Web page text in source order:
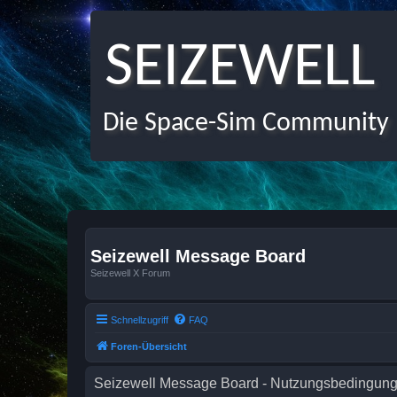
SEIZEWELL
Die Space-Sim Community
Seizewell Message Board
Seizewell X Forum
Schnellzugriff FAQ
Foren-Übersicht
Seizewell Message Board -